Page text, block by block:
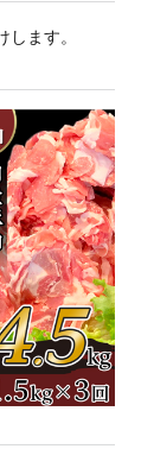
ます。